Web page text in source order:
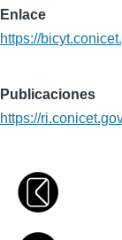
Enlace
https://
Publicaciones
https://